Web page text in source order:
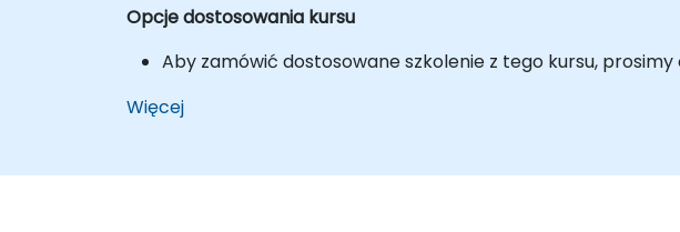
Opcje dostosowania kursu
Aby zamówić dostosowane szkolenie z tego kursu,
Więcej